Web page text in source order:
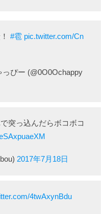
#雹 pic.twitter.com/Cn
ぴー (@0O0Ochappy
突っ込んだらボコボコ
2017年7月18日
4twAxynBdu